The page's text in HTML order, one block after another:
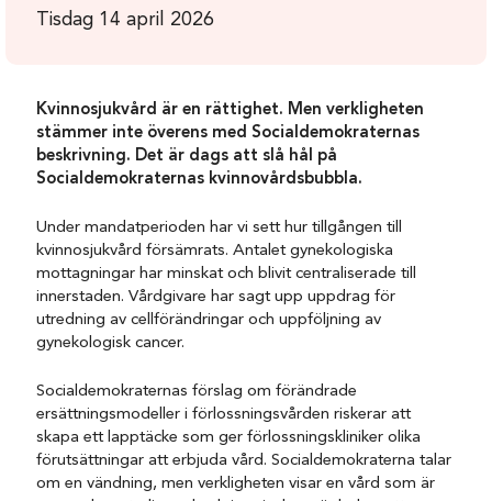
Tisdag 14 april 2026
Kvinnosjukvård är en rättighet. Men verkligheten
stämmer inte överens med Socialdemokraternas
beskrivning. Det är dags att slå hål på
Socialdemokraternas kvinnovårdsbubbla.
Under mandatperioden har vi sett hur tillgången till
kvinnosjukvård försämrats. Antalet gynekologiska
mottagningar har minskat och blivit centraliserade till
innerstaden. Vårdgivare har sagt upp uppdrag för
utredning av cellförändringar och uppföljning av
gynekologisk cancer.
Socialdemokraternas förslag om förändrade
ersättningsmodeller i förlossningsvården riskerar att
skapa ett lapptäcke som ger förlossningskliniker olika
förutsättningar att erbjuda vård. Socialdemokraterna talar
om en vändning, men verkligheten visar en vård som är